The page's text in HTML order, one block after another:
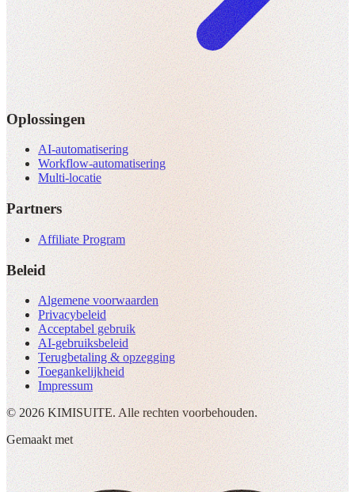
Oplossingen
AI-automatisering
Workflow-automatisering
Multi-locatie
Partners
Affiliate Program
Beleid
Algemene voorwaarden
Privacybeleid
Acceptabel gebruik
AI-gebruiksbeleid
Terugbetaling & opzegging
Toegankelijkheid
Impressum
© 2026 KIMISUITE. Alle rechten voorbehouden.
Gemaakt met